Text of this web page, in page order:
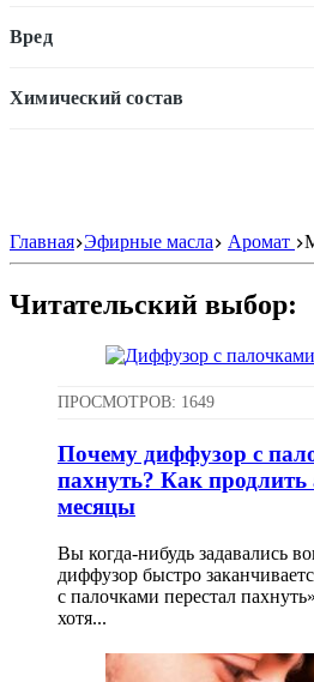
Вред
Химический состав
Главная Эфирные масла Аромат
Читательский выбор:
ПРОСМОТРОВ: 1649
Почему диффузор с
пахнуть? Как
месяцы
Вы когда-нибудь задавались
диффузор быстро
с палочками перестал
хотя...